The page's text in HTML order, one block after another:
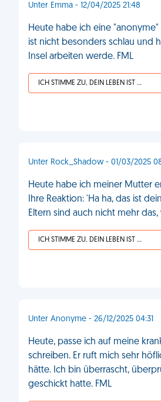
Unter Emma - 12/04/2025 21:48
Heute habe ich eine
ist nicht besonders schlau und
Insel arbeiten werde. FML
ICH STIMME ZU, DEIN LEBEN IST SCHEISSE
Unter Rock_Shadow - 01/03/2025
Heute habe ich meiner Mutter
Ihre Reaktion: 'Ha ha, das ist
Eltern sind auch nicht mehr das,
ICH STIMME ZU, DEIN LEBEN IST SCHEISSE
Unter Anonyme - 26/12/2025 04:31
Heute, passe ich auf meine
schreiben. Er ruft mich sehr
hätte. Ich bin überrascht,
geschickt hatte. FML